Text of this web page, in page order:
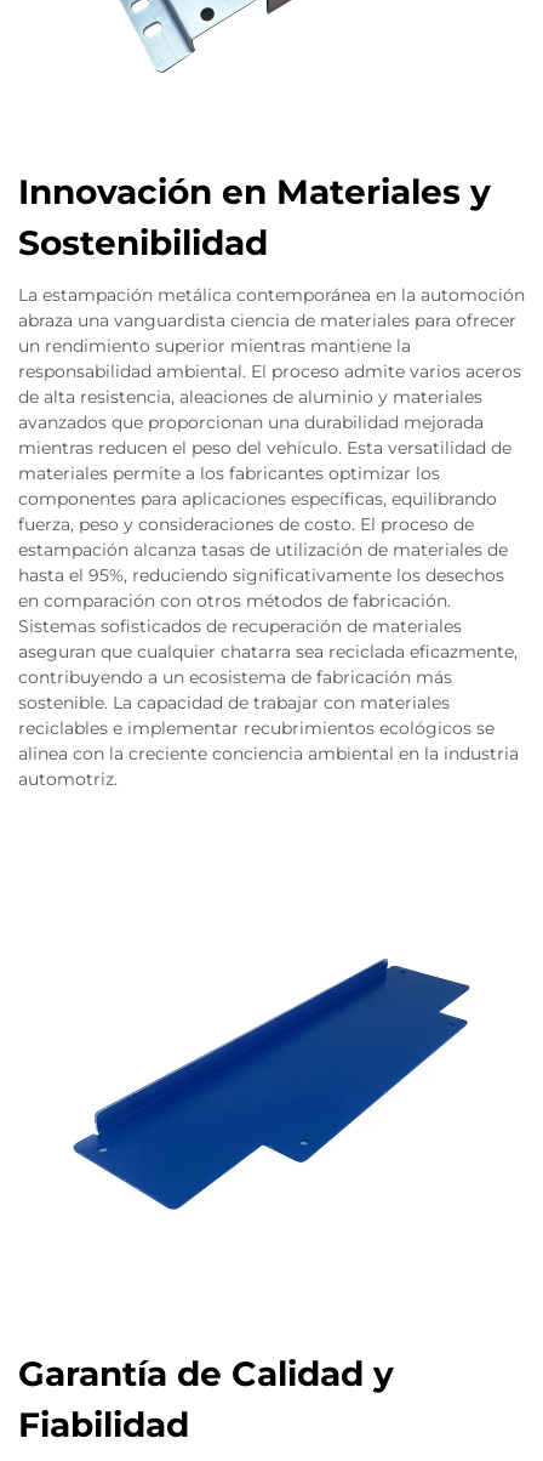
Innovación en Materiales y
Sostenibilidad
La estampación metálica contemporánea en la automoción
abraza una vanguardista ciencia de materiales para ofrecer
un rendimiento superior mientras mantiene la
responsabilidad ambiental. El proceso admite varios aceros
de alta resistencia, aleaciones de aluminio y materiales
avanzados que proporcionan una durabilidad mejorada
mientras reducen el peso del vehículo. Esta versatilidad de
materiales permite a los fabricantes optimizar los
componentes para aplicaciones específicas, equilibrando
fuerza, peso y consideraciones de costo. El proceso de
estampación alcanza tasas de utilización de materiales de
hasta el 95%, reduciendo significativamente los desechos
en comparación con otros métodos de fabricación.
Sistemas sofisticados de recuperación de materiales
aseguran que cualquier chatarra sea reciclada eficazmente,
contribuyendo a un ecosistema de fabricación más
sostenible. La capacidad de trabajar con materiales
reciclables e implementar recubrimientos ecológicos se
alinea con la creciente conciencia ambiental en la industria
automotriz.
Garantía de Calidad y
Fiabilidad